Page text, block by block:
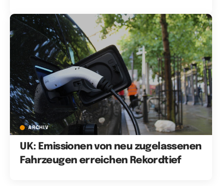
ARCHIV
UK: Emissionen von neu zugelassenen
Fahrzeugen erreichen Rekordtief